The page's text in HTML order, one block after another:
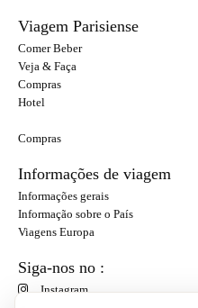
Viagem Parisiense
Comer Beber
Veja & Faça
Compras
Hotel
Compras
Informações de viagem
Informações gerais
Informação sobre o País
Viagens Europa
Siga-nos no :
Instagram